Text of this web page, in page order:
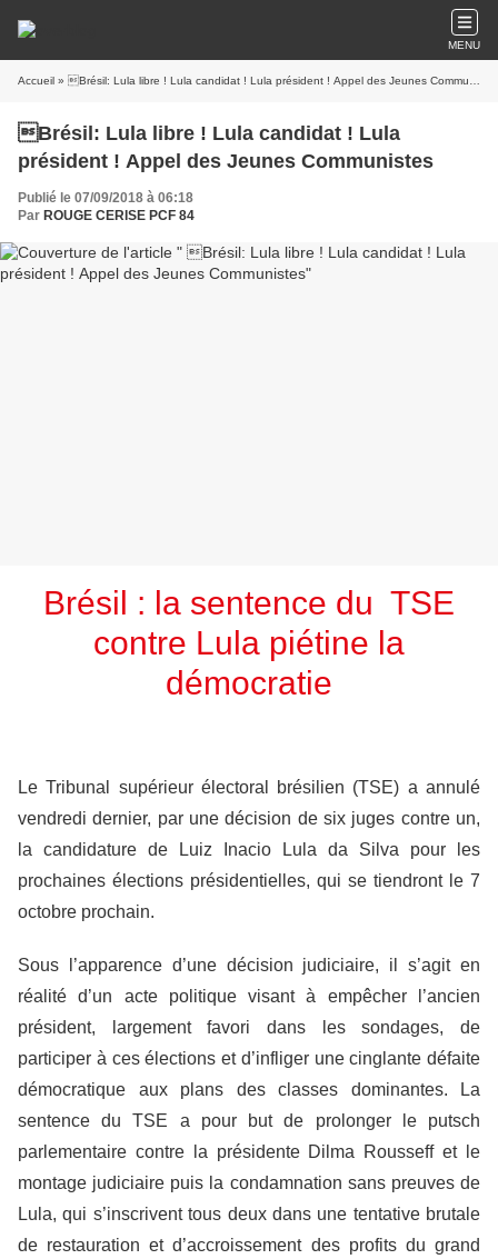
MENU
Accueil » Brésil: Lula libre ! Lula candidat ! Lula président ! Appel des Jeunes Communistes
Brésil: Lula libre ! Lula candidat ! Lula
président ! Appel des Jeunes Communistes
Publié le 07/09/2018 à 06:18
Par ROUGE CERISE PCF 84
Brésil : la sentence du TSE
contre Lula piétine la
démocratie
Le Tribunal supérieur électoral brésilien (TSE) a annulé
vendredi dernier, par une décision de six juges contre un,
la candidature de Luiz Inacio Lula da Silva pour les
prochaines élections présidentielles, qui se tiendront le 7
octobre prochain.
Sous l’apparence d’une décision judiciaire, il s’agit en
réalité d’un acte politique visant à empêcher l’ancien
président, largement favori dans les sondages, de
participer à ces élections et d’infliger une cinglante défaite
démocratique aux plans des classes dominantes. La
sentence du TSE a pour but de prolonger le putsch
parlementaire contre la présidente Dilma Rousseff et le
montage judiciaire puis la condamnation sans preuves de
Lula, qui s’inscrivent tous deux dans une tentative brutale
de restauration et d’accroissement des profits du grand